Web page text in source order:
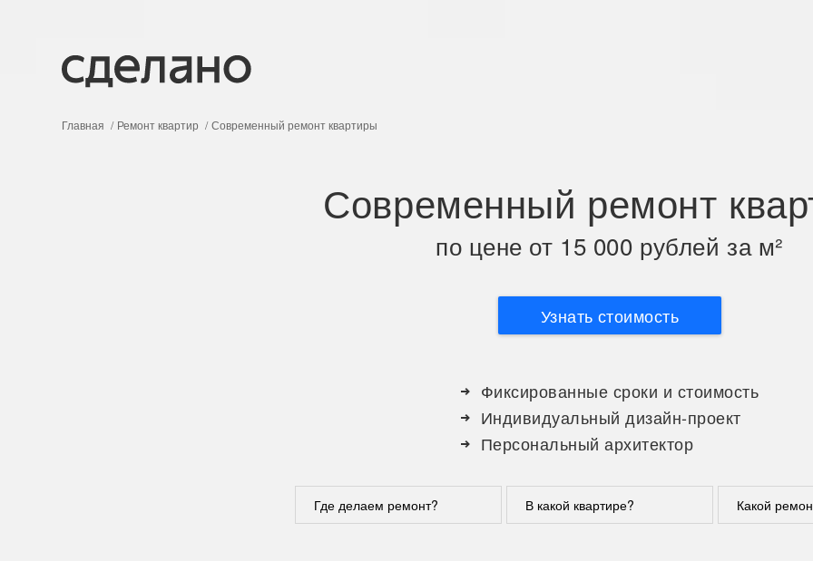
Главная Ремонт квартир Современный ремонт квартиры
Современный ремонт
по цене от 15 000 рублей за м²
Узнать стоимость
Фиксированные сроки и стоимость
Индивидуальный дизайн-проект
Персональный архитектор
Где делаем ремонт? В какой квартире? Какой